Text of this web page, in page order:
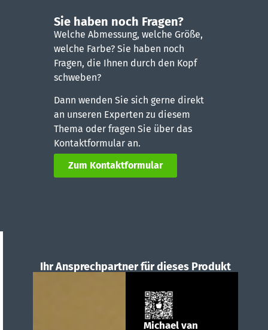
Sie haben noch Fragen?
Welche Abmessung, welche Größe,
welche Farbe? Sie haben noch
Fragen, die Ihnen durch den Kopf
schweben?
Dann wenden Sie sich gerne direkt
an unseren Experten zu diesem
Thema oder fragen Sie über das
Kontaktformular an.
Zum Kontaktformular
Ihr Ansprechpartner für dieses Produkt
Michael van